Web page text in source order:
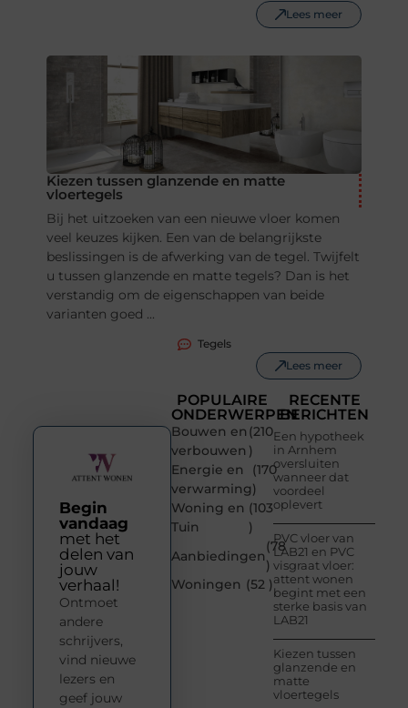
Lees meer
Kiezen tussen glanzende en matte
vloertegels
Bij het uitzoeken van een nieuwe vloer komen
veel keuzes kijken. Een van de belangrijkste
beslissingen is de afwerking van de tegel. Twijfelt
u tussen glanzende en matte tegels? Dan is het
verstandig om de eigenschappen van beide
varianten goed ...
Tegels
Lees meer
POPULAIRE
ONDERWERPEN
Bouwen en
verbouwen
(210
)
Energie en
verwarming
(170
)
Woning en
Tuin
(103
)
Aanbiedingen
(78
)
Woningen (52 )
RECENTE
BERICHTEN
Een hypotheek
in Arnhem
oversluiten
wanneer dat
voordeel
oplevert
PVC vloer van
LAB21 en PVC
visgraat vloer:
attent wonen
begint met een
sterke basis van
LAB21
Kiezen tussen
glanzende en
matte
vloertegels
Begin
vandaag
met het
delen van
jouw
verhaal!
Ontmoet
andere
schrijvers,
vind nieuwe
lezers en
geef jouw